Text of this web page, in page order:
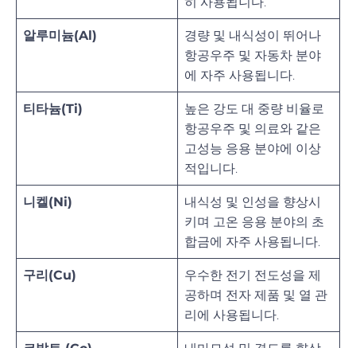
알루미늄(Al)
경량 및 내식성이 뛰어나
항공우주 및 자동차 분야
에 자주 사용됩니다.
티타늄(Ti)
높은 강도 대 중량 비율로
항공우주 및 의료와 같은
고성능 응용 분야에 이상
적입니다.
니켈(Ni)
내식성 및 인성을 향상시
키며 고온 응용 분야의 초
합금에 자주 사용됩니다.
구리(Cu)
우수한 전기 전도성을 제
공하며 전자 제품 및 열 관
리에 사용됩니다.